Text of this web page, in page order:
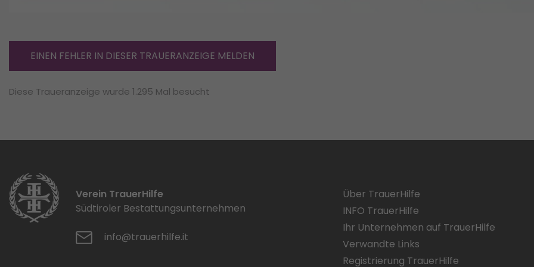
EINEN FEHLER IN DIESER TRAUERANZEIGE MELDEN
Diese Traueranzeige wurde 1.295 Mal besucht
Verein TrauerHilfe
Südtiroler Bestattungsunternehmen
info@trauerhilfe.it
Über TrauerHilfe
INFO TrauerHilfe
Ihr Unternehmen auf TrauerHilfe
Verwandte Links
Registrierung TrauerHilfe